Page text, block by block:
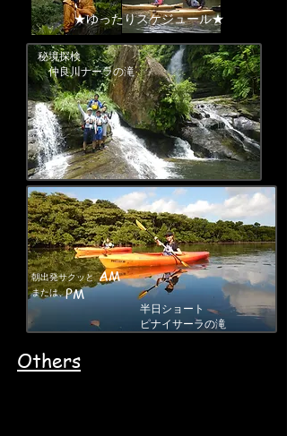
★ゆったりスケジュール★
秘境探検
仲良川ナーラの滝
半日ショート
​ピナイサーラの滝
AM
朝出発サクッと
または、PM
Others